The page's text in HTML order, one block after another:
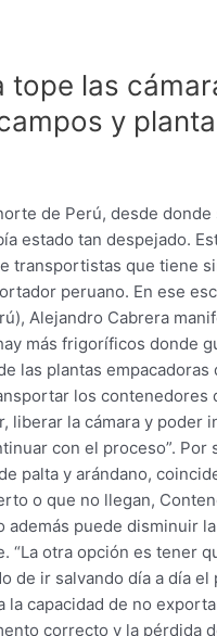
las
y
de Perú, desde
estado tan despejado.
transportistas que tiene
peruano. En ese
Alejandro Cabrera
más frigoríficos donde
las plantas
los contenedores
liberar la cámara y poder
con el proceso”.
palta y arándano,
o que no llegan,
puede disminuir
otra opción es tener
de ir salvando día a día
capacidad de no
correcto y la pérdida